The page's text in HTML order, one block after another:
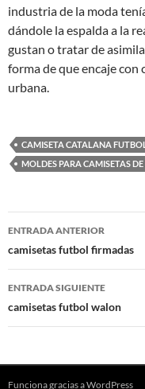
industria de la moda
dándole la espalda a la
gustan o tratar de
forma de que encaje
urbana.
CAMISETA CATALANA
MOLDES PARA CAMISETAS
Navegación
de
entradas
ENTRADA ANTERIOR
camisetas futbol firmadas
ENTRADA SIGUIENTE
camisetas futbol walon
Funciona gracias a WordPress